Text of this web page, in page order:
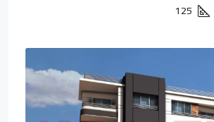
125